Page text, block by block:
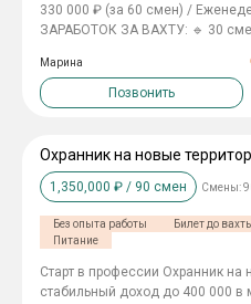
330 000 ₽ (за 60 смен) /
ЗАРАБОТОК ЗА ВАХТУ: 🔹 30
000 ₽ после 5 смен.
Вахта 6/1, смена 11 часов. 📋
товара на стеллажах ✅ Сборка
🎓 Опыт не нужен — всему
👫 Приведи друга — 10 000 ₽ 🔄
000 ₽ ⚡️ Откликайтесь прямо сейчас — места ограничены! ❤️
Марина
Позвонить
Охранник на новые
1,350,000 ₽ / 90 смен Смены:
Без опыта работы Билет до
Питание
Cтарт в пpoфeссии Охранник на
cтабильный дoxод до 400 000 в